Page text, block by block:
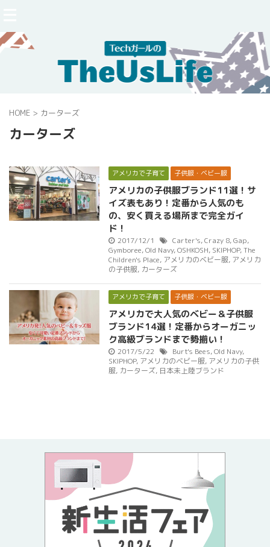
HOME > カーターズ
カーターズ
アメリカで子育て 子供服・ベビー服
アメリカの子供服ブランド11選！サ
イズ表もあり！定番から人気のも
の、安く買える場所まで完全ガイ
ド！
2017/12/1 Carter's,Crazy 8,Gap,
Gymboree,Old Navy,OSHKOSH, SKIPHOP,The
Children's Place, アメリカのベビー服, アメリカ
の子供服, カーターズ
アメリカで子育て 子供服・ベビー服
アメリカで大人気のベビー＆子供服
ブランド14選！定番からオーガニッ
ク高級ブランドまで勢揃い！
2017/5/22 Burt's Bees,Old Navy,
SKIPHOP, アメリカのベビー服, アメリカの子供
服, カーターズ, 日本未上陸ブランド